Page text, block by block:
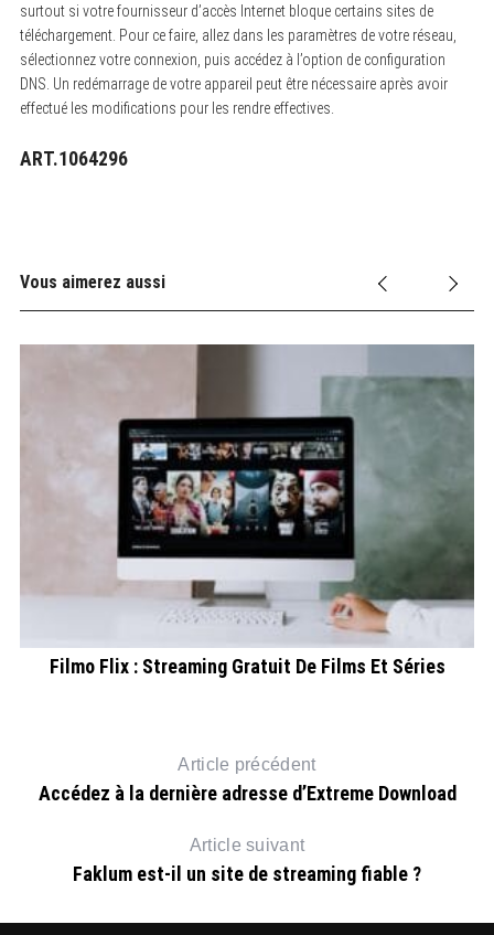
surtout si votre fournisseur d’accès Internet bloque certains sites de
téléchargement. Pour ce faire, allez dans les paramètres de votre réseau,
sélectionnez votre connexion, puis accédez à l’option de configuration
DNS. Un redémarrage de votre appareil peut être nécessaire après avoir
effectué les modifications pour les rendre effectives.
ART.1064296
Vous aimerez aussi
Filmo Flix : Streaming Gratuit De Films Et Séries
Article précédent
Accédez à la dernière adresse d’Extreme Download
Article suivant
Faklum est-il un site de streaming fiable ?